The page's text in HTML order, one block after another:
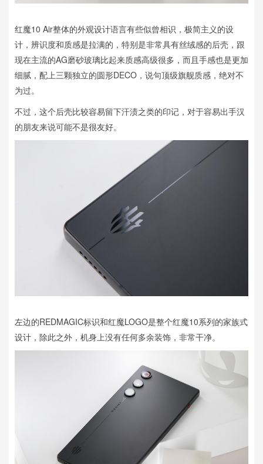
红魔10 Air整体的外观设计语言有些似曾相识，极简主义的设
计，辨识度和质感是拉满的，特别是非常具有丝绒感的后壳，跟
现在主流的AG磨砂玻璃比起来质感高级很多，而且手感也是更加
细腻，配上三颗独立的圆形DECO，说句顶级旗舰质感，绝对不
为过。
不过，这个后壳比较容易留下汗渍之类的印记，对于容易出手汉
的朋友来说可能不是很友好。
左边的REDMAGIC标识和红魔LOGO是整个红魔10系列的家族式
设计，除此之外，机身上没有任何多余装饰，非常干净。